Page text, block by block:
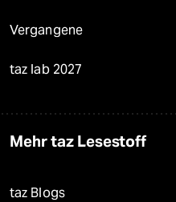
Vergangene
taz lab 2027
Mehr taz Lesestoff
taz Blogs